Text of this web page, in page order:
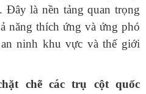
Đây là nền tảng quan trọng
năng thích ứng và ứng phó
ninh khu vực và thế giới
chẽ các trụ cột quốc